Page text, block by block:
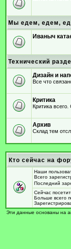
Мы едем, едем,
Иваныч
Технический
Дизайн и
Все что
Критика
Критика
Архив
Склад тем
Кто сейчас на
Наши
Всего
Последний
Сейчас
Больше всего
Эти данные основаны на